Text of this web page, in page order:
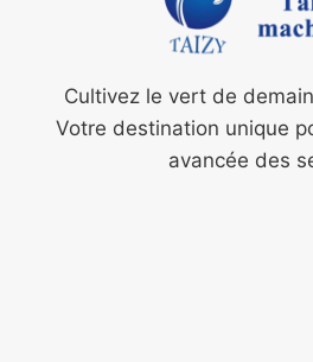
Cultivez le vert de
Votre destination unique
avancée des